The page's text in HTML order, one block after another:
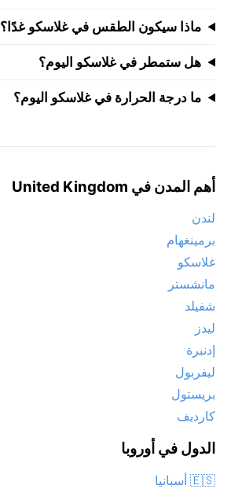
ماذا سيكون الطقس في غلاسكو غدًا؟
هل ستمطر في غلاسكو اليوم؟
ما درجة الحرارة في غلاسكو اليوم؟
أهم المدن في United Kingdom
لندن
برمينغهام
غلاسكو
مانشستر
شفيلد
ليدز
إدنبرة
ليفربول
بريستول
كارديف
الدول في أوروبا
🇪🇸 أسبانيا